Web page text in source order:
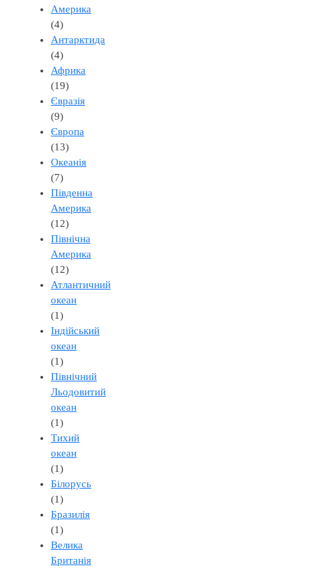
Америка
(4)
Антарктида
(4)
Африка
(19)
Євразія
(9)
Європа
(13)
Океанія
(7)
Південна
Америка
(12)
Північна
Америка
(12)
Атлантичний
океан
(1)
Індійський
океан
(1)
Північний
Льодовитий
океан
(1)
Тихий
океан
(1)
Білорусь
(1)
Бразилія
(1)
Велика
Британія